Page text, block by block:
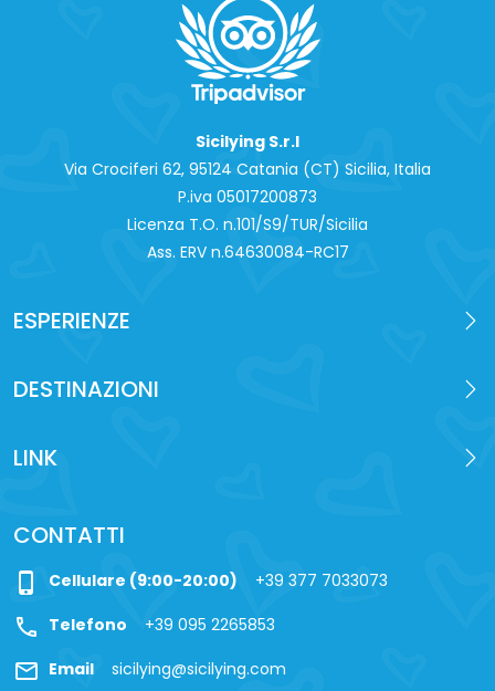
Sicilying S.r.l
Via Crociferi 62, 95124 Catania (CT) Sicilia, Italia
P.iva 0‍5017200873
Licenza T.O. n.101/S9/TUR/Sicilia
Ass. ERV n.64630084-RC17
ESPERIENZE
DESTINAZIONI
LINK
CONTATTI
phone_iphone Cellulare (9:00-20:00) +39 377 7033073
call Telefono +39 095 2265853
mail Email sicilying@sicilying.com